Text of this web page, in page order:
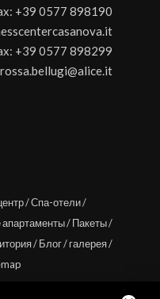
+39 0577 898190
+39 0577 898299
/Спа-отели/
/Пакеты/
/Блог/галерея/